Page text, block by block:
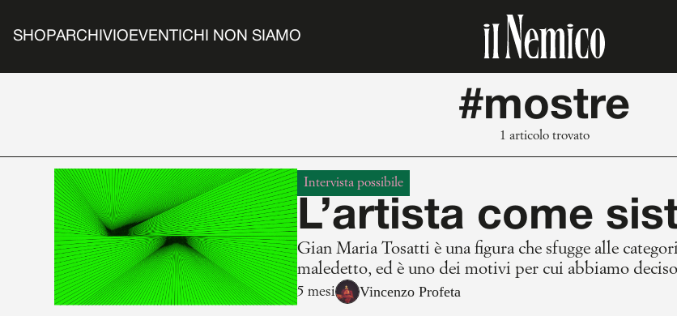
SHOPARCHIVIO EVENTI CHI NON SIAMO
#mostre
1 articolo trovato
Intervista possibile
L’artista come
Gian Maria Tosatti è una figura che sfugge alle
maledetto, ed è uno dei motivi per cui abbiamo
5 mesi Vincenzo Profeta